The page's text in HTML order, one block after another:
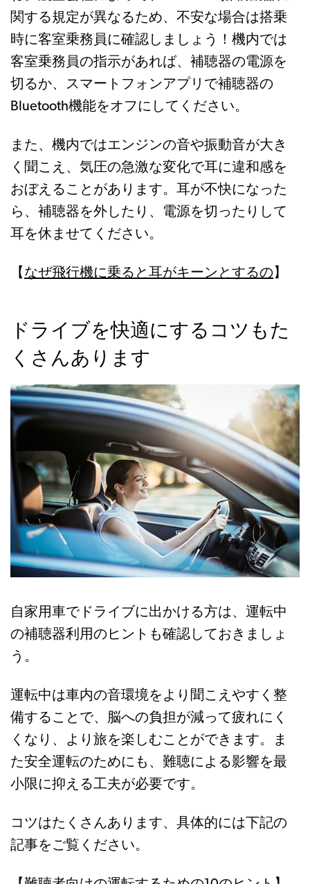
関する規定が異なるため、不安な場合は搭乗
時に客室乗務員に確認しましょう！機内では
客室乗務員の指示があれば、補聴器の電源を
切るか、スマートフォンアプリで補聴器の
Bluetooth機能をオフにしてください。
また、機内ではエンジンの音や振動音が大き
く聞こえ、気圧の急激な変化で耳に違和感を
おぼえることがあります。耳が不快になった
ら、補聴器を外したり、電源を切ったりして
耳を休ませてください。
【 なぜ飛行機に乗ると耳がキーンとするの 】
ドライブを快適にするコツもた
くさんあります
自家用車でドライブに出かける方は、運転中
の補聴器利用のヒントも確認しておきましょ
う。
運転中は車内の音環境をより聞こえやすく整
備することで、脳への負担が減って疲れにく
くなり、より旅を楽しむことができます。ま
た安全運転のためにも、難聴による影響を最
小限に抑える工夫が必要です。
コツはたくさんあります、具体的には下記の
記事をご覧ください。